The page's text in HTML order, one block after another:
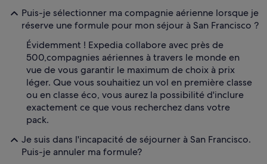
Puis-je sélectionner ma compagnie aérienne lorsque je
réserve une formule pour mon séjour à San Francisco ?
Évidemment ! Expedia collabore avec près de
500,compagnies aériennes à travers le monde en
vue de vous garantir le maximum de choix à prix
léger. Que vous souhaitiez un vol en première classe
ou en classe éco, vous aurez la possibilité d'inclure
exactement ce que vous recherchez dans votre
pack.
Je suis dans l'incapacité de séjourner à San Francisco.
Puis-je annuler ma formule?